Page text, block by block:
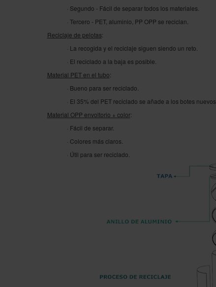
· Segundo - Fácil de separar todos los materiales.
· Tercero - PET, aluminio, PP OPP se reciclan.
Reciclaje de pelotas:
· La recogida y el reciclaje siguen siendo un reto.
· El reciclado a la baja es posible.
Material PET en el tubo:
· Bueno para ser reciclado.
· El 35% del PET reciclado se añade a los botes nuevos.
Material OPP envoltorio + color:
· Fácil de separar.
· Colores más claros.
· Útil para ser reciclado.